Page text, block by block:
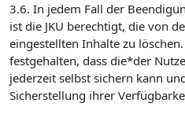
3.6. In jedem Fall der
ist die JKU berechtigt, die von
eingestellten Inhalte zu
festgehalten, dass die*der
jederzeit selbst sichern kann
Sicherstellung ihrer